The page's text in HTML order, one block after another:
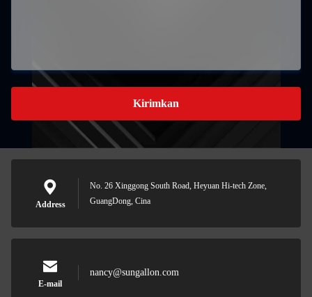
Kirimkan
Address
No. 26 Xinggong South Road, Heyuan Hi-tech Zone,
GuangDong, Cina
E-mail
nancy@sungallon.com